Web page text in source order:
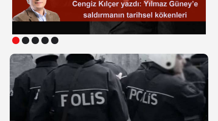
1 2 3 4 5